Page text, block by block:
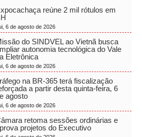
reúne 2 mil rótulos em
6 de agosto de 2026
do SINDVEL ao Vietnã busca
autonomia tecnológica do Vale
Eletrônica
6 de agosto de 2026
na BR-365 terá fiscalização
a partir desta quinta-feira, 6
agosto
6 de agosto de 2026
retoma sessões ordinárias e
projetos do Executivo